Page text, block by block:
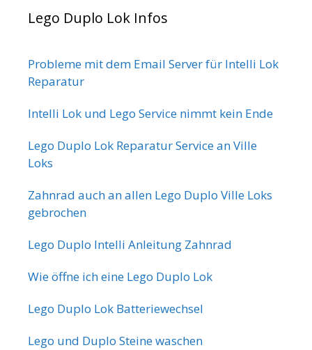
Lego Duplo Lok Infos
Probleme mit dem Email Server für Intelli Lok
Reparatur
Intelli Lok und Lego Service nimmt kein Ende
Lego Duplo Lok Reparatur Service an Ville
Loks
Zahnrad auch an allen Lego Duplo Ville Loks
gebrochen
Lego Duplo Intelli Anleitung Zahnrad
Wie öffne ich eine Lego Duplo Lok
Lego Duplo Lok Batteriewechsel
Lego und Duplo Steine waschen